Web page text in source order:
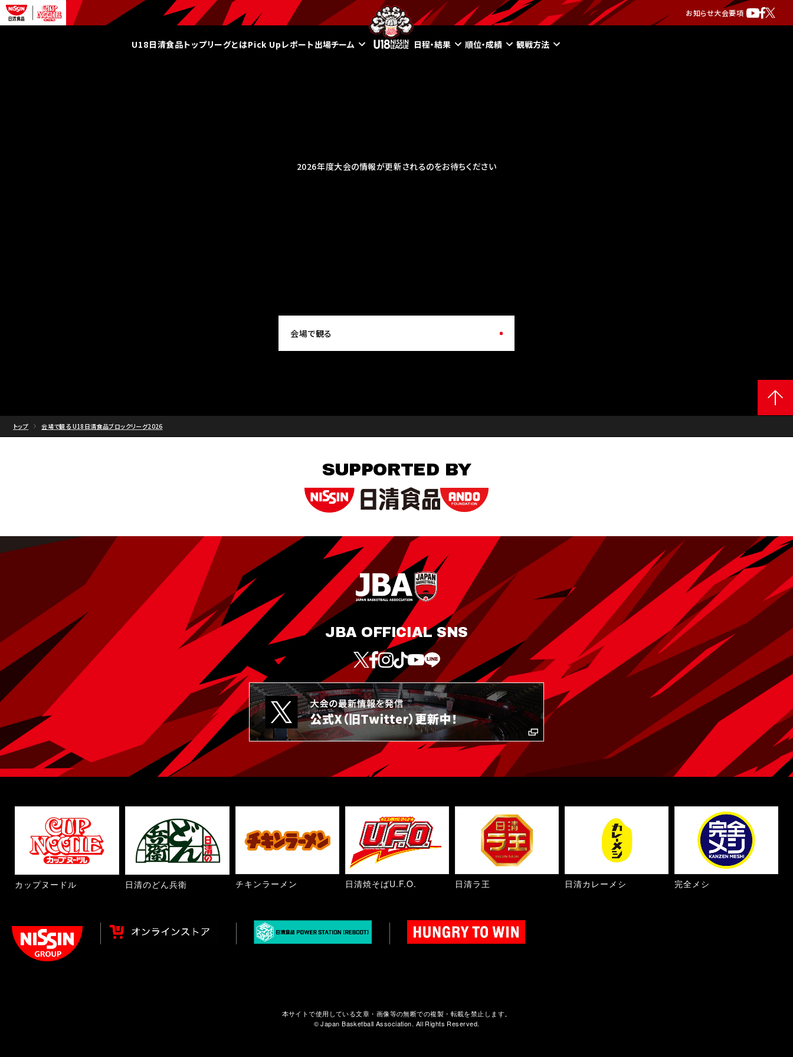
お知らせ大会要項
U18日清食品トップリーグとはPick Upレポート出場チーム 日程・結果 順位・成績 観戦方法
2026年度大会の情報が更新されるのをお待ちください
会場で観る
トップ 会場で観る U18日清食品ブロックリーグ2026
SUPPORTED BY
JBA OFFICIAL SNS
カップヌードル 日清のどん兵衛 チキンラーメン 日清焼そばU.F.O. 日清ラ王 日清カレーメシ 完全メシ
本サイトで使用している文章・画像等の無断での複製・転載を禁止します。
© Japan Basketball Association. All Rights Reserved.